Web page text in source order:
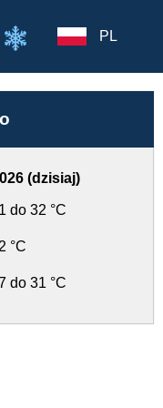
PL
(dzisiaj)
do 32 °C
°C
do 31 °C